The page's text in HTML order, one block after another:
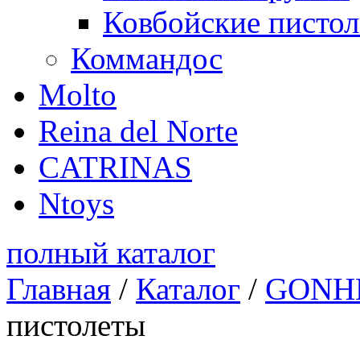
Ковбойские
Коммандос
Molto
Reina del Norte
CATRINAS
Ntoys
полный каталог
Главная / Каталог /
пистолеты